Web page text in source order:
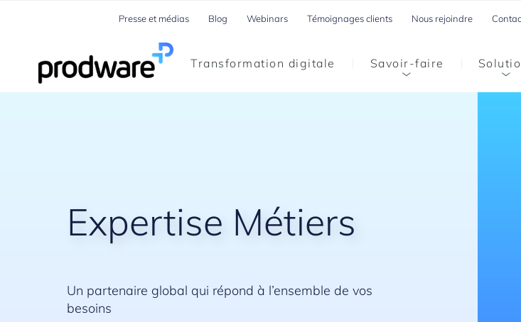
Presse et médias Blog Webinars Témoignages clients Nous rejoindre
Transformation digitale Savoir-faire
Expertise Métiers
Un partenaire global qui répond à l’ensemble de vos
besoins